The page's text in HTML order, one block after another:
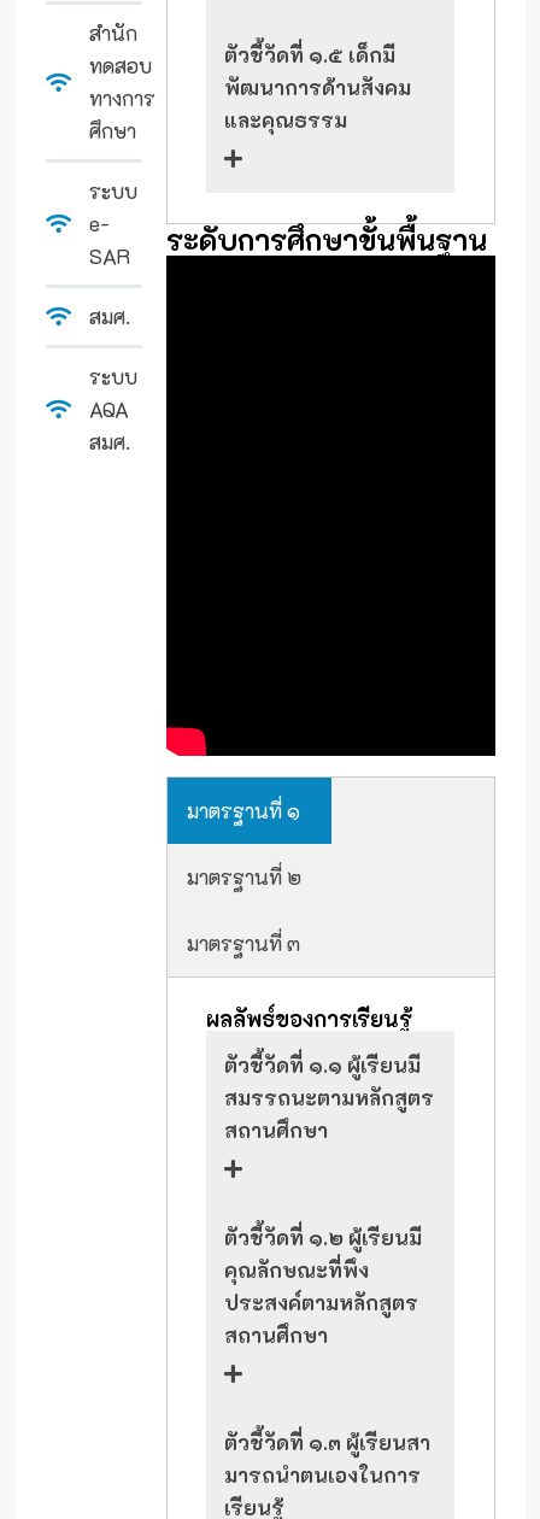
สำนัก
ทดสอบ
ทางการ
ศึกษา
ระบบ
e-
SAR
สมศ.
ระบบ
AQA
สมศ.
ตัวชี้วัดที่ ๑.๕ เด็กมี
พัฒนาการด้านสังคม
และคุณธรรม
ระดับการศึกษาขั้นพื้นฐาน
มาตรฐานที่ ๑
มาตรฐานที่ ๒
มาตรฐานที่ ๓
ผลลัพธ์ของการเรียนรู้
ตัวชี้วัดที่ ๑.๑ ผู้เรียนมี
สมรรถนะตามหลักสูตร
สถานศึกษา
ตัวชี้วัดที่ ๑.๒ ผู้เรียนมี
คุณลักษณะที่พึง
ประสงค์ตามหลักสูตร
สถานศึกษา
ตัวชี้วัดที่ ๑.๓ ผู้เรียนสา
มารถนําตนเองในการ
เรียนรู้